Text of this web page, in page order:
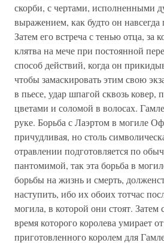
скорби, с чертами, исполненными
выражением, как будто он навсегда
Затем его встреча с тенью отца, за
клятва на мече при постоянной
способ действий, когда он
чтобы замаскировать этим свою
в пьесе, удар шпагой сквозь ковер,
цветами и соломой в волосах.
руке. Борьба с Лаэртом в могиле
причудливая, но столь
отравлении подготовляется по
пантомимой, так эта борьба в
борьбы на жизнь и смерть,
наступить, ибо их обоих тотчас
могила, в которой они стоят. Затем
время которого королева умирает
приготовленного королем для